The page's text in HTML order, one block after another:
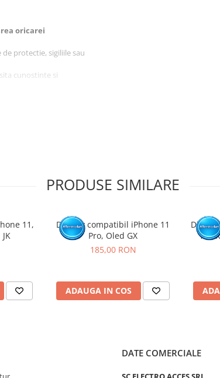
oricarei
protectie, sigiliile sau
cunostinte si
PRODUSE SIMILARE
11,
Display compatibil iPhone 11
Pro, Oled GX
185,00 RON
ADAUGA IN COS
12
DATE COMERCIALE